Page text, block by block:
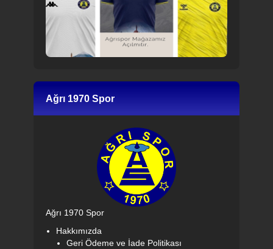
Ağrı 1970 Spor
Ağrı 1970 Spor
Hakkımızda
Geri Ödeme ve İade Politikası